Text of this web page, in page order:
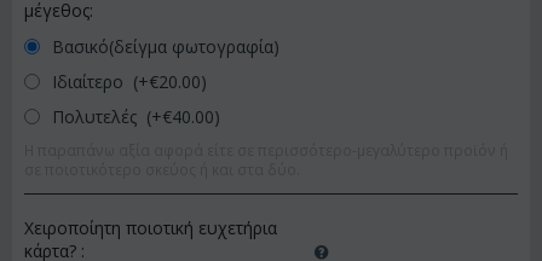
μέγεθος:
Βασικό(δείγμα φωτογραφία)
Ιδιαίτερο (+€20.00)
Πολυτελές (+€40.00)
Χειροποίητη ποιοτική ευχετήρια
κάρτα? :